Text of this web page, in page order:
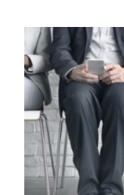
og skabe